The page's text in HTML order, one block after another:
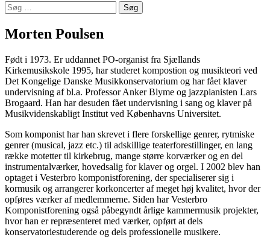
Søg
efter:
Morten Poulsen
Født i 1973. Er uddannet PO-organist fra Sjællands
Kirkemusikskole 1995, har studeret kompostion og musikteori ved
Det Kongelige Danske Musikkonservatorium og har fået klaver
undervisning af bl.a. Professor Anker Blyme og jazzpianisten Lars
Brogaard. Han har desuden fået undervisning i sang og klaver på
Musikvidenskabligt Institut ved Københavns Universitet.
Som komponist har han skrevet i flere forskellige genrer, rytmiske
genrer (musical, jazz etc.) til adskillige teaterforestillinger, en lang
række motetter til kirkebrug, mange større korværker og en del
instrumentalværker, hovedsalig for klaver og orgel. I 2002 blev han
optaget i Vesterbro komponistforening, der specialiserer sig i
kormusik og arrangerer korkoncerter af meget høj kvalitet, hvor der
opføres værker af medlemmerne. Siden har Vesterbro
Komponistforening også påbegyndt årlige kammermusik projekter,
hvor han er repræsenteret med værker, opført at dels
konservatoriestuderende og dels professionelle musikere.